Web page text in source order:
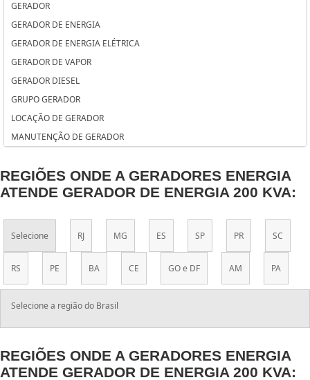
PREÇO DA INSTALAÇÃO DO SISTEMA FOTOVOLTAICO
PREÇO ALUGUEL GERADOR CASAMENTO
MANUTENÇÃO CORRETIVA GERADOR DE ENERGIA ELETRICA
LOJA DE GERADORES DE ENERGIA
LOCADORA DE GERADORES SÃO PAULO
KIT ENERGIA SOLAR RESIDENCIAL PREÇO
INSTALAÇÃO DE SISTEMA DE ENERGIA SOLAR
GRUPO MOTOR GERADOR DIESEL
GERADOR
GERADOR DE ENERGIA
GERADOR DE ENERGIA ELÉTRICA
GERADOR DE VAPOR
GERADOR DIESEL
GRUPO GERADOR
LOCAÇÃO DE GERADOR
MANUTENÇÃO DE GERADOR
REGIÕES ONDE A GERADORES ENERGIA
ATENDE GERADOR DE ENERGIA 200 KVA:
Selecione RJ MG ES SP PR SC
RS PE BA CE GO e DF AM PA
Selecione a região do Brasil
REGIÕES ONDE A GERADORES ENERGIA
ATENDE GERADOR DE ENERGIA 200 KVA: